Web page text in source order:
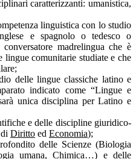
caratterizzanti: umanistica,
linguistica con lo studio
e spagnolo o tedesco o
conversatore madrelingua che è
lingue comunitarie studiate e che
;
delle lingue classiche latino e
indicato come “Lingue e
unica disciplina per Latino e
edelle discipline giuridico-
Diritto ed Economia);
delle Scienze(Biologia
umana, Chimica…) e delle